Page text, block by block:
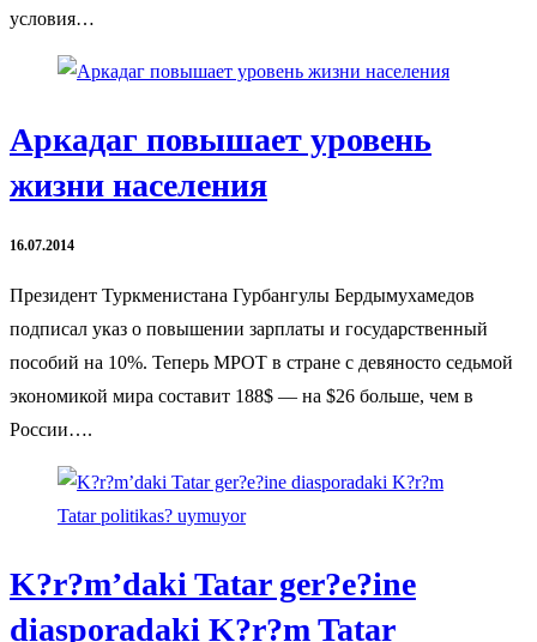
условия…
Аркадаг повышает уровень
жизни населения
16.07.2014
Президент Туркменистана Гурбангулы Бердымухамедов
подписал указ о повышении зарплаты и государственный
пособий на 10%. Теперь МРОТ в стране с девяносто седьмой
экономикой мира составит 188$ — на $26 больше, чем в
России….
K?r?m’daki Tatar ger?e?ine
diasporadaki K?r?m Tatar